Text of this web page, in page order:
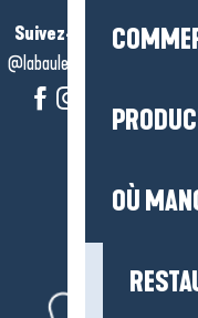
OÙ
Suivez-nous !
@labauleguérande